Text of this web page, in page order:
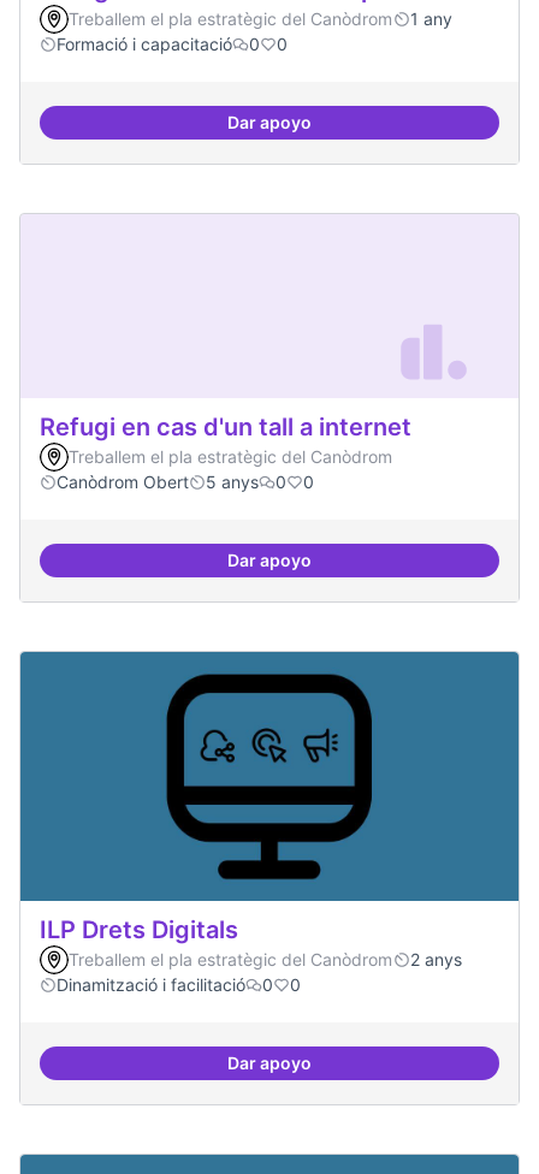
Treballem el pla estratègic del Canòdrom
1 any
Formació i capacitació
0 0
Dar apoyoTallers de col·laboració
Refugi en cas d'un tall a internet
Treballem el pla estratègic del Canòdrom
Canòdrom Obert
5 anys 0 0
Dar apoyoRefugi en cas d'un tall a internet
ILP Drets Digitals
Treballem el pla estratègic del Canòdrom
2 anys
Dinamització i facilitació
0 0
Dar apoyoILP Drets Digitals